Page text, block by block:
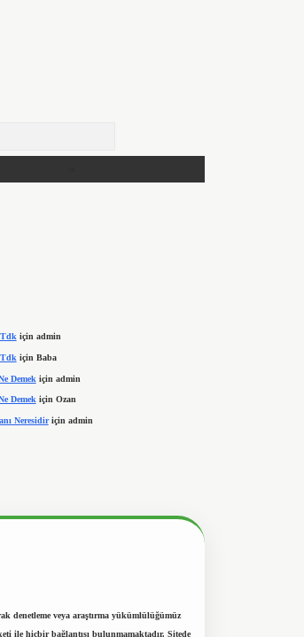
Tdkiçin admin
Tdk için Baba
Demek için admin
Demek için Ozan
Neresidiriçin admin
denetleme veya araştırma yükümlülüğümüz
ile hiçbir bağlantısı bulunmamaktadır. Sitede